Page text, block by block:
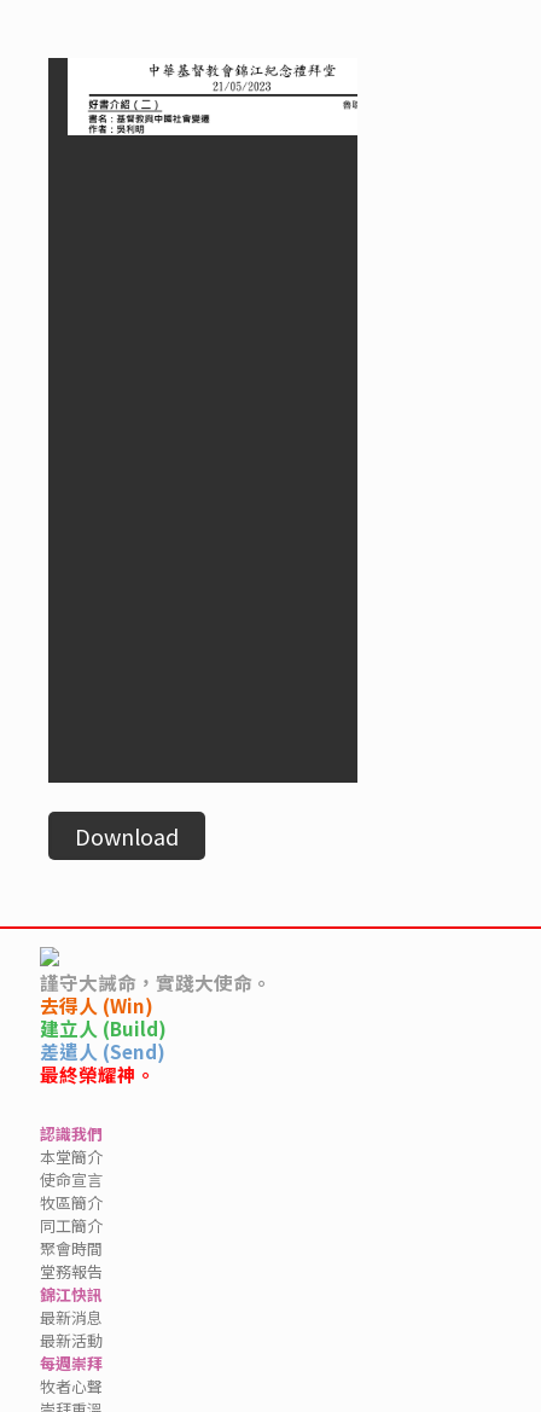
Download
謹守大誡命，實踐大使命。
去得人 (Win)
建立人 (Build)
差遣人 (Send)
最終榮耀神。
認識我們
本堂簡介
使命宣言
牧區簡介
同工簡介
聚會時間
堂務報告
錦江快訊
最新消息
最新活動
每週崇拜
牧者心聲